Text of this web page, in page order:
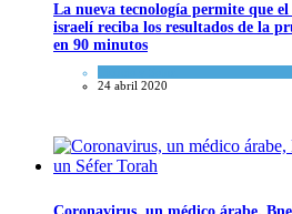
La nueva tecnología permite que
israelí reciba los resultados de la
en 90 minutos
24 abril 2020